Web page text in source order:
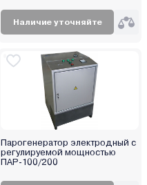
Наличие уточняйте
Парогенератор электродный с
регулируемой мощностью
ПАР-100/200